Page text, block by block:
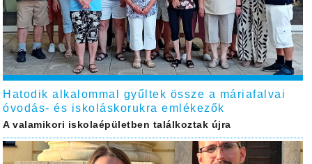
Hatodik alkalommal gyűltek össze a máriafalvai
óvodás- és iskoláskorukra emlékezők
A valamikori iskolaépületben találkoztak újra